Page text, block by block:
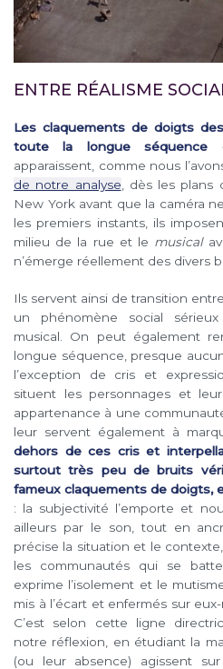
ENTRE RÉALISME
Les claquements de doigts
toute la longue séquence
apparaissent, comme nous
de notre analyse, dès les plans
New York avant que la caméra
les premiers instants, ils
milieu de la rue et le musical
n’émerge réellement des divers
Ils servent ainsi de transition
un phénomène social
musical. On peut également
longue séquence, presque
l’exception de cris et
situent les personnages et
appartenance à une
leur servent également à
dehors de ces cris et
surtout très peu de bruits
fameux claquements de doigts,
: la subjectivité l’emporte et
ailleurs par le son, tout en
précise la situation et le
les communautés qui se
exprime l’isolement et le
mis à l’écart et enfermés sur
C’est selon cette ligne
notre réflexion, en étudiant la
(ou leur absence) agissent